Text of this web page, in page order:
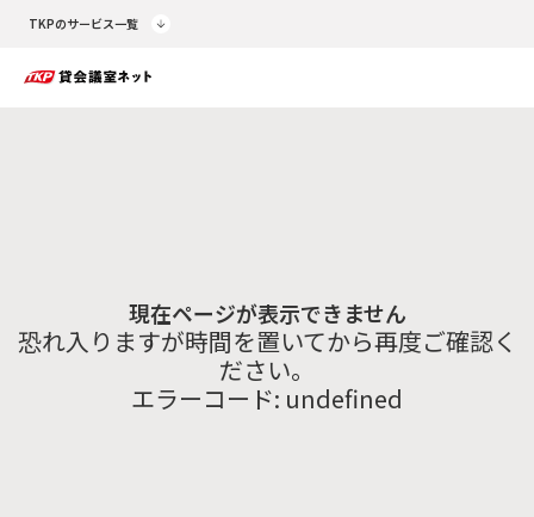
TKPのサービス一覧
現在ページが表示できません
恐れ入りますが時間を置いてから再度ご確認く
ださい。
エラーコード: undefined